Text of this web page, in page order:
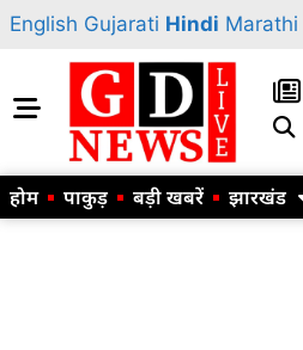
English Gujarati Hindi Marathi
होम पाकुड़ बड़ी खबरें झारखंड